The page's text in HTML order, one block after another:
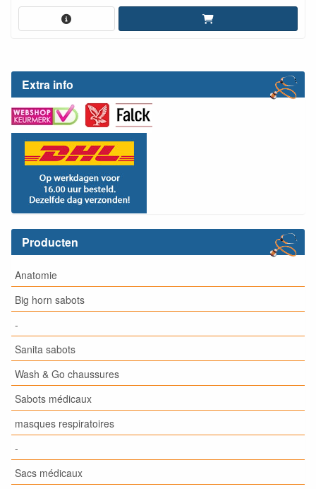
Extra info
Producten
Anatomie
Big horn sabots
-
Sanita sabots
Wash & Go chaussures
Sabots médicaux
masques respiratoires
-
Sacs médicaux